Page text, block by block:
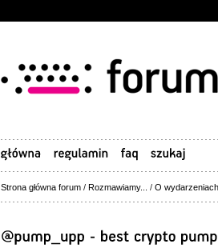
Strona główna forum / Rozmawiamy... / O